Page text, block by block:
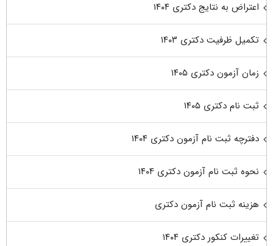
اعتراض به نتایج دکتری ۱۴۰۴
تکمیل ظرفیت دکتری ۱۴۰۳
زمان آزمون دکتری ۱۴۰۵
ثبت نام دکتری ۱۴۰۵
دفترچه ثبت نام آزمون دکتری ۱۴۰۴
نحوه ثبت نام آزمون دکتری ۱۴۰۴
هزینه ثبت نام آزمون دکتری
تغییرات کنکور دکتری ۱۴۰۴